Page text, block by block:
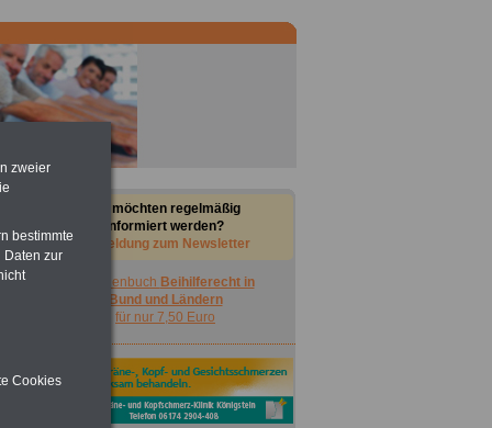
Sie möchten regelmäßig
informiert werden?
Anmeldung zum Newsletter
Taschenbuch Beihilferecht in
Bund und Ländern
für nur 7,50 Euro
zweier
bestimmte
Daten zur
Cookies